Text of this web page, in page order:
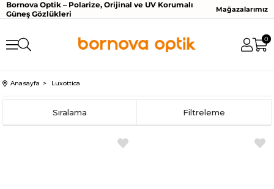
Bornova Optik – Polarize, Orijinal ve UV Korumalı
Güneş Gözlükleri
Mağazalarımız
0
Anasayfa Luxottica
Filtreleme
Sıralama